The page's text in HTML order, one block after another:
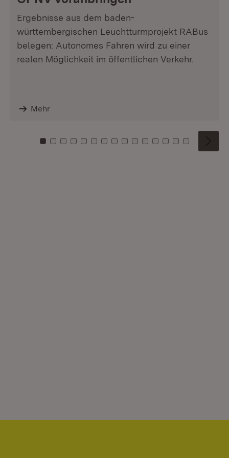
Ergebnisse aus dem baden-
württembergischen Leuchtturmprojekt RABus
belegen: Autonomes Fahren wird zu einer
realen Möglichkeit im öffentlichen Verkehr.
Mehr
Zu Kachel: 0
Zu Kachel: 1
Zu Kachel: 2
Zu Kachel: 3
Zu Kachel: 4
Zu Kachel: 5
Zu Kachel: 6
Zu Kachel: 7
Zu Kachel: 8
Zu Kachel: 9
Zu Kachel: 10
Zu Kachel: 11
Zu Kachel: 12
Zu Kachel:
Zu